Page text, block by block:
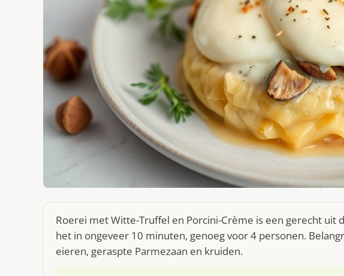
Roerei met Witte-Truffel en Porcini-Crème is een gerecht uit
het in ongeveer 10 minuten, genoeg voor 4 personen.
eieren, geraspte Parmezaan en kruiden.